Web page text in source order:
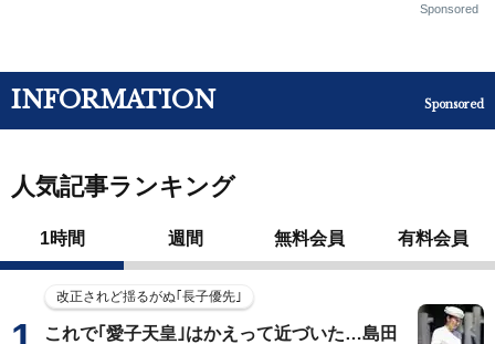
Sponsored
INFORMATION Sponsored
人気記事ランキング
1時間 週間 無料会員 有料会員
改正されど揺るがぬ｢長子優先｣
これで｢愛子天皇｣はかえって近づいた…島田